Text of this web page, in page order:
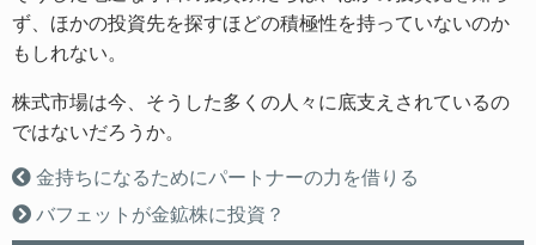
ず、ほかの投資先を探すほどの積極性を持っていないのか
もしれない。
株式市場は今、そうした多くの人々に底支えされているの
ではないだろうか。
金持ちになるためにパートナーの力を借りる
バフェットが金鉱株に投資？